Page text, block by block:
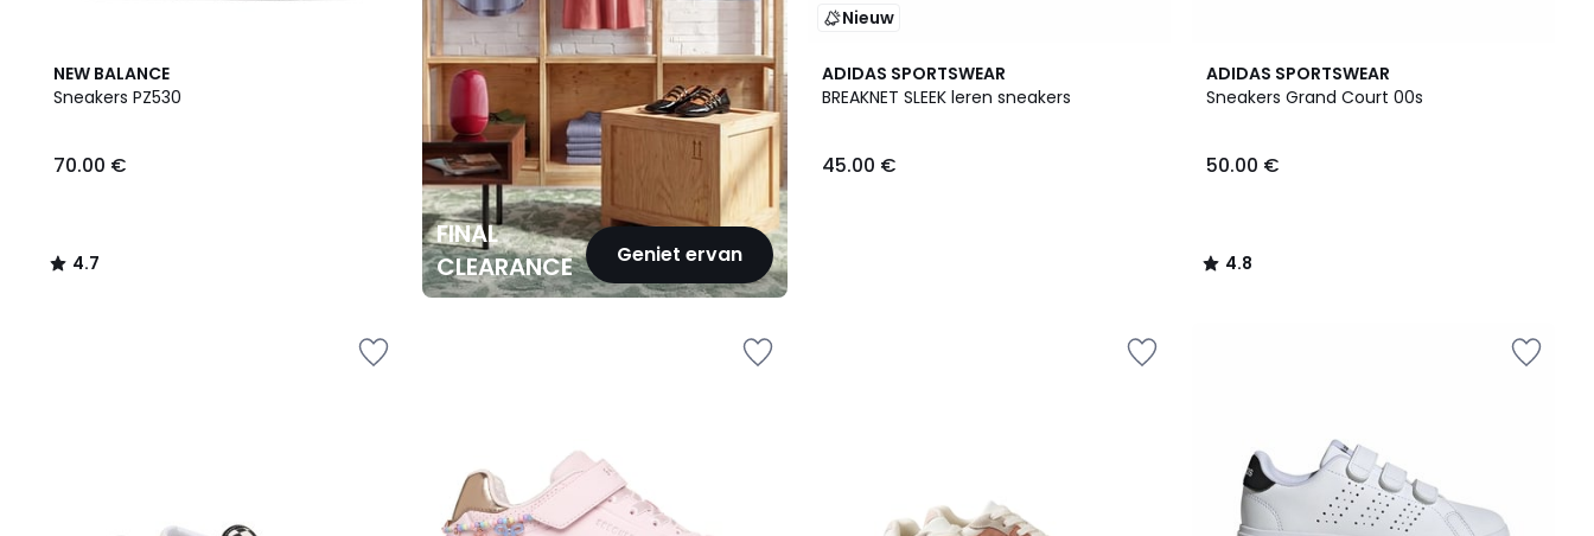
NEW BALANCE
Sneakers PZ530
70.00 €
4.7
/ 5
4.7
/
FINAL
CLEARANCE
Geniet ervan
Nieuw
ADIDAS SPORTSWEAR
BREAKNET SLEEK leren sneakers
45.00 €
ADIDAS SPORTSWEAR
Sneakers Grand Court 00s
50.00 €
4.8
/ 5
4.8
/